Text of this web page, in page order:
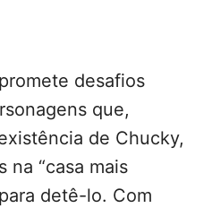
desafios
que,
de Chucky,
na “casa mais
detê-lo. Com